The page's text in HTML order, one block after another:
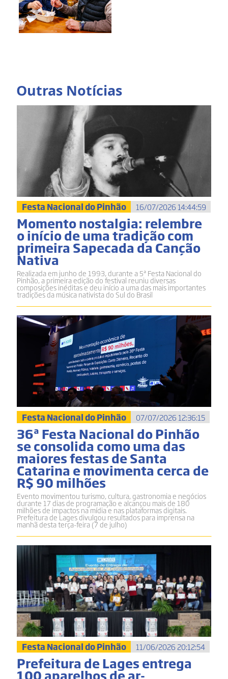
Outras Notícias
Festa Nacional do Pinhão 16/07/2026 14:44:59
Momento nostalgia: relembre
o início de uma tradição com
primeira Sapecada da Canção
Nativa
Realizada em junho de 1993, durante a 5ª Festa Nacional do
Pinhão, a primeira edição do festival reuniu diversas
composições inéditas e deu início a uma das mais importantes
tradições da música nativista do Sul do Brasil
Festa Nacional do Pinhão 07/07/2026 12:36:15
36ª Festa Nacional do Pinhão
se consolida como uma das
maiores festas de Santa
Catarina e movimenta cerca de
R$ 90 milhões
Evento movimentou turismo, cultura, gastronomia e negócios
durante 17 dias de programação e alcançou mais de 180
milhões de impactos na mídia e nas plataformas digitais.
Prefeitura de Lages divulgou resultados para imprensa na
manhã desta terça-feira (7 de julho)
Festa Nacional do Pinhão 11/06/2026 20:12:54
Prefeitura de Lages entrega
100 aparelhos de ar-